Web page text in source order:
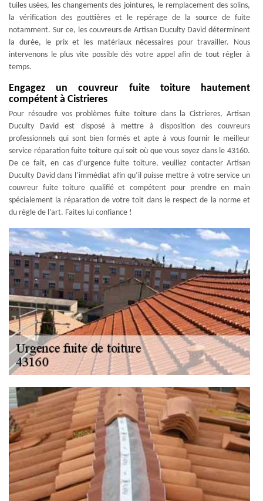
tuiles usées, les changements des jointures, le remplacement des solins,
la vérification des gouttières et le repérage de la source de fuite
notamment. Sur ce, les couvreurs de Artisan Duculty David déterminent
la durée, le prix et les matériaux nécessaires pour travailler. Nous
intervenons le plus vite possible dès votre appel afin de tout régler à
temps.
Engagez un couvreur fuite toiture hautement
compétent à Cistrieres
Pour résoudre vos problèmes fuite toiture dans la Cistrieres, Artisan
Duculty David est disposé à mettre à disposition des couvreurs
professionnels qui sont bien formés et apte à vous fournir le meilleur
service réparation fuite toiture qui soit où que vous soyez dans le 43160.
De ce fait, en cas d’urgence fuite toiture, veuillez contacter Artisan
Duculty David dans l’immédiat afin qu’il puisse mettre à votre service un
couvreur fuite toiture qualifié et compétent pour prendre en main
spécialement la réparation de votre toit dans le respect de la norme et
du règle de l’art. Faites lui confiance !